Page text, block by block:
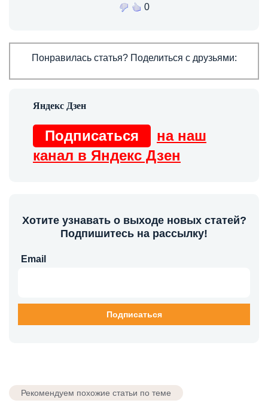
0
Понравилась статья? Поделиться с друзьями:
Подписаться
на наш
канал в Яндекс Дзен
Хотите узнавать о выходе новых статей?
Подпишитесь на рассылку!
Email
Рекомендуем похожие статьи по теме